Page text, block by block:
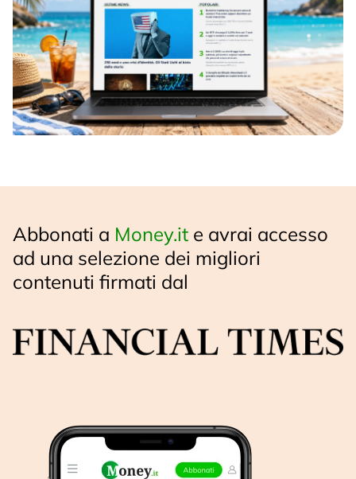
Abbonati a Money.it e avrai accesso
ad una selezione dei migliori
contenuti firmati dal